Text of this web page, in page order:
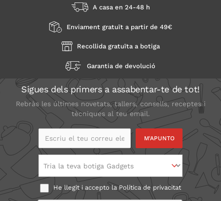
A casa en 24-48 h
Enviament gratuït a partir de 49€
Recollida gratuïta a botiga
Garantia de devolució
Sigues dels primers a assabentar-te de tot!
Rebràs les últimes novetats, tallers, consells, receptes i
tècniques al teu email.
Escriu el teu correu
Tria la teva botiga Gadgets
He llegit i accepto laPolítica de privacitat